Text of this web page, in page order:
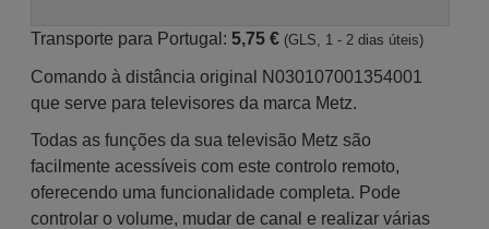
Transporte para Portugal: 5,75 € (GLS, 1 - 2 dias úteis)
Comando à distância original N030107001354001
que serve para televisores da marca Metz.
Todas as funções da sua televisão Metz são
facilmente acessíveis com este controlo remoto,
oferecendo uma funcionalidade completa. Pode
controlar o volume, mudar de canal e realizar várias